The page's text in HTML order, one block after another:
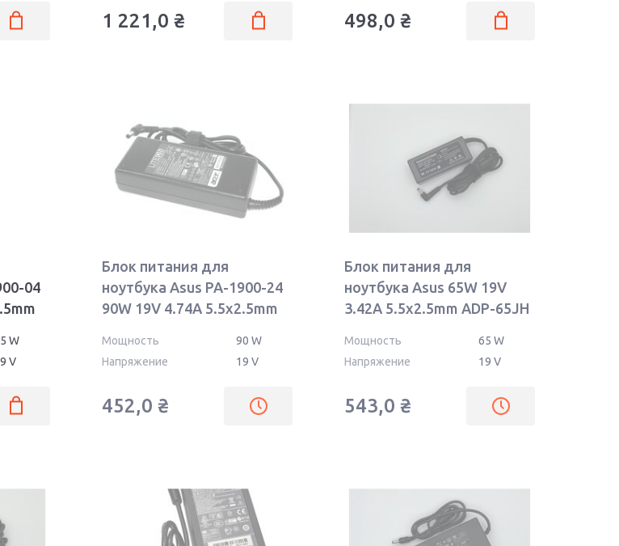
1 221,0 ₴ 498,0 ₴
04
W
V
Блок питания для
ноутбука Asus PA-1900-24
90W 19V 4.74A 5.5x2.5mm
Мощность
90 W
Напряжение
19 V
452,0 ₴
Блок питания для
ноутбука Asus 65W 19V
3.42A 5.5x2.5mm ADP-65JH
Мощность
65 W
Напряжение
19 V
543,0 ₴